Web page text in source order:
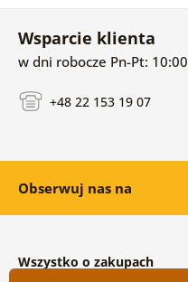
Wsparcie klienta
w dni robocze Pn-Pt:
+48 22 153 19 07
Obserwuj nas na
Wszystko o zakupach